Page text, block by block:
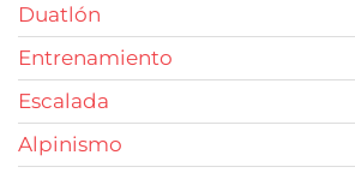
Duatlón
Entrenamiento
Escalada
Alpinismo